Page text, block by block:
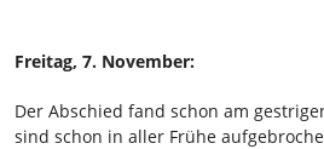
Freitag, 7. November:
Der Abschied fand schon am
sind schon in aller Frühe